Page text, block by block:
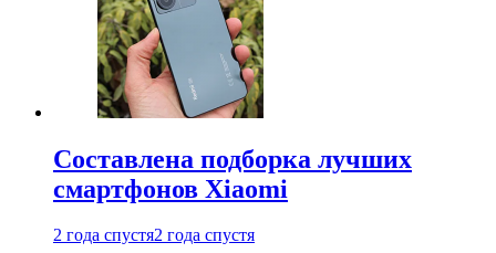
Составлена подборка лучших
смартфонов Xiaomi
2 года спустя2 года спустя